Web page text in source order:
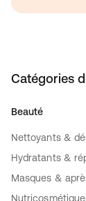
Catégories
Beauté
Nettoyants &
Hydratants &
Masques &